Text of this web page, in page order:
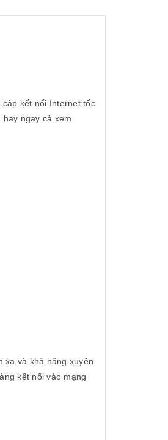
kết nối Internet tốc
ngay cả xem
xa và khả năng xuyên
kết nối vào mạng